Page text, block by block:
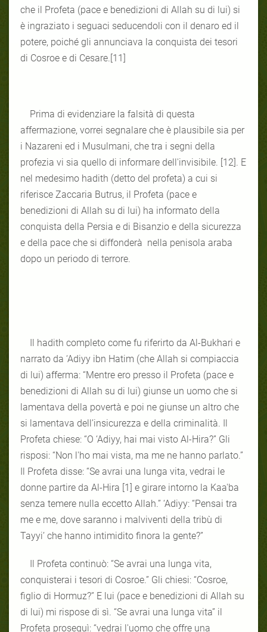
che il Profeta (pace e benedizioni di Allah su di lui) si
è ingraziato i seguaci seducendoli con il denaro ed il
potere, poiché gli annunciava la conquista dei tesori
di Cosroe e di Cesare.[11]
Prima di evidenziare la falsità di questa
affermazione, vorrei segnalare che è plausibile sia per
i Nazareni ed i Musulmani, che tra i segni della
profezia vi sia quello di informare dell'invisibile. [12]. E
nel medesimo hadith (detto del profeta) a cui si
riferisce Zaccaria Butrus, il Profeta (pace e
benedizioni di Allah su di lui) ha informato della
conquista della Persia e di Bisanzio e della sicurezza
e della pace che si diffonderà nella penisola araba
dopo un periodo di terrore.
Il hadith completo come fu riferirto da Al-Bukhari e
narrato da ‘Adiyy ibn Hatim (che Allah si compiaccia
di lui) afferma: “Mentre ero presso il Profeta (pace e
benedizioni di Allah su di lui) giunse un uomo che si
lamentava della povertà e poi ne giunse un altro che
si lamentava dell’insicurezza e della criminalità. Il
Profeta chiese: “O ‘Adiyy, hai mai visto Al-Hira?” Gli
risposi: “Non l'ho mai vista, ma me ne hanno parlato.”
Il Profeta disse: “Se avrai una lunga vita, vedrai le
donne partire da Al-Hira [1] e girare intorno la Kaa'ba
senza temere nulla eccetto Allah.” ‘Adiyy: “Pensai tra
me e me, dove saranno i malviventi della tribù di
Tayyi’ che hanno intimidito finora la gente?”
Il Profeta continuò: “Se avrai una lunga vita,
conquisterai i tesori di Cosroe.” Gli chiesi: “Cosroe,
figlio di Hormuz?” E lui (pace e benedizioni di Allah su
di lui) mi rispose di sì. “Se avrai una lunga vita” il
Profeta proseguì: “vedrai l'uomo che offre una